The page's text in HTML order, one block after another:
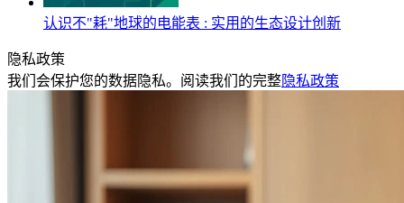
认识不"耗"地球的电能表 : 实用的生态设计创新
隐私政策
我们会保护您的数据隐私。阅读我们的完整隐私政策